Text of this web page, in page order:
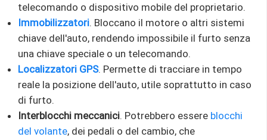
telecomando o dispositivo mobile del proprietario.
Immobilizzatori. Bloccano il motore o altri sistemi
chiave dell'auto, rendendo impossibile il furto senza
una chiave speciale o un telecomando.
Localizzatori GPS. Permette di tracciare in tempo
reale la posizione dell'auto, utile soprattutto in caso
di furto.
Interblocchi meccanici. Potrebbero essere blocchi
del volante, dei pedali o del cambio, che